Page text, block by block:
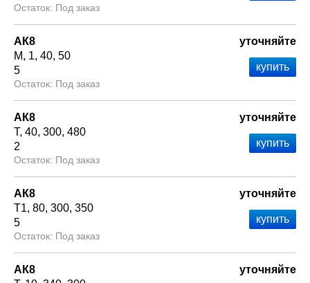
Под заказ
АК8
М
1 40 50
5
Под заказ
уточняйте
АК8
Т 40 300 480
2
Под заказ
уточняйте
АК8
Т1 80 300 350
5
Под заказ
уточняйте
АК8
уточняйте